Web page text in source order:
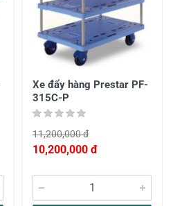
Xe đẩy hàng Prestar PF-
315C-P
11,200,000 đ
10,200,000 đ